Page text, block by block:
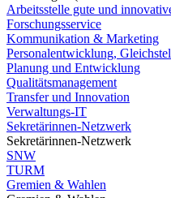
Arbeitsstelle gute und
Forschungsservice
Kommunikation & Marketing
Personalentwicklung,
Planung und Entwicklung
Qualitätsmanagement
Transfer und Innovation
Verwaltungs-IT
Sekretärinnen-Netzwerk
Sekretärinnen-Netzwerk
SNW
TURM
Gremien & Wahlen